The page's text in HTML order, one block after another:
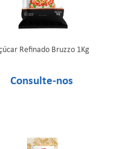
Refinado Bruzzo 1Kg